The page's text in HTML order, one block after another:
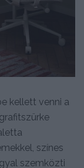
kellett venni a
színes
szemközti